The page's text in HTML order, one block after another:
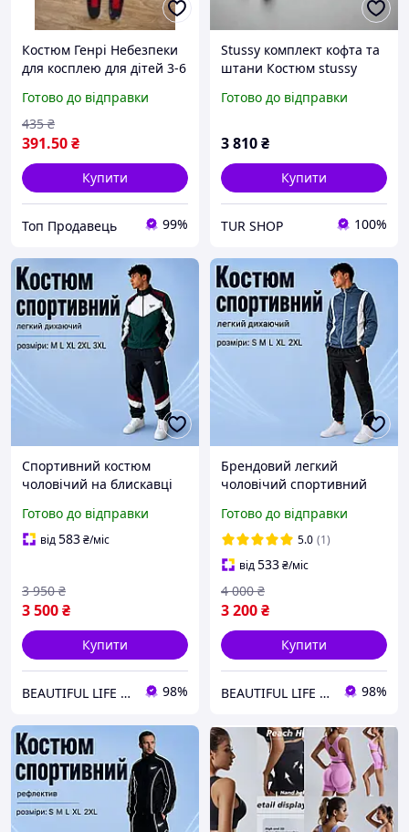
Костюм Генрі Небезпеки
для косплею для дітей 3-6
Готово до відправки
391.50₴
435 ₴
Купити
Топ Продавець 99%
Stussy комплект кофта та
штани Костюм stussy
стасі Літній костюм худі
костюм із капюшоном
Готово до відправки
3 810₴
Купити
TUR SHOP 100%
Спортивний костюм
чоловічий на блискавці
капюшона зелений зі
вставками для хлопця
Готово до відправки
від583₴/міс
3 500₴
3 950 ₴
Купити
BEAUTIFUL LIFE інтернет-магазин 98%
Брендовий легкий
чоловічий спортивний
без капюшона комплект
найк зі штанами для бігу
та відпочинку
Готово до відправки
5.0 (1)
від533₴/міс
3 200₴
4 000 ₴
Купити
BEAUTIFUL LIFE інтернет-магазин 98%